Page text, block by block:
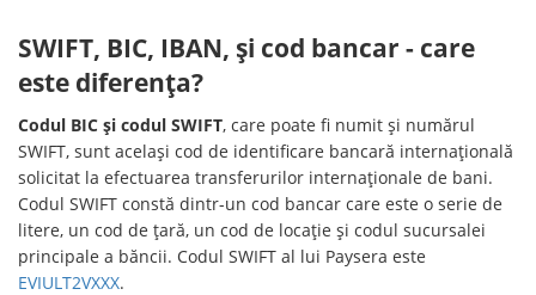
SWIFT, BIC, IBAN, și cod bancar - care
este diferența?
Codul BIC și codul SWIFT, care poate fi numit și numărul
SWIFT, sunt același cod de identificare bancară internațională
solicitat la efectuarea transferurilor internaționale de bani.
Codul SWIFT constă dintr-un cod bancar care este o serie de
litere, un cod de țară, un cod de locație și codul sucursalei
principale a băncii. Codul SWIFT al lui Paysera este
EVIULT2VXXX.